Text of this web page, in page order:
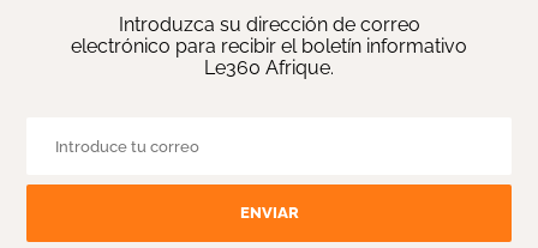
Introduzca su dirección de correo
electrónico para recibir el boletín informativo
Le360 Afrique.
ENVIAR